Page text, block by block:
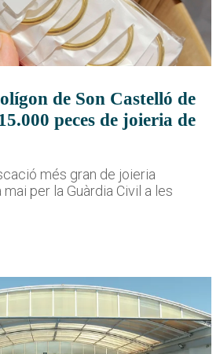
de Son Castelló de
peces de joieria de
més gran de joieria
per la Guàrdia Civil a les